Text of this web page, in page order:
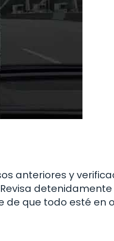
anteriores y
que todo esté en